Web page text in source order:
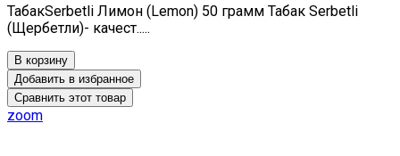
ТабакSerbetli Лимон (Lemon) 50 грамм Табак Serbetli
(Щербетли)- качест.....
В корзину
Добавить в избранное
Сравнить этот товар
zoom